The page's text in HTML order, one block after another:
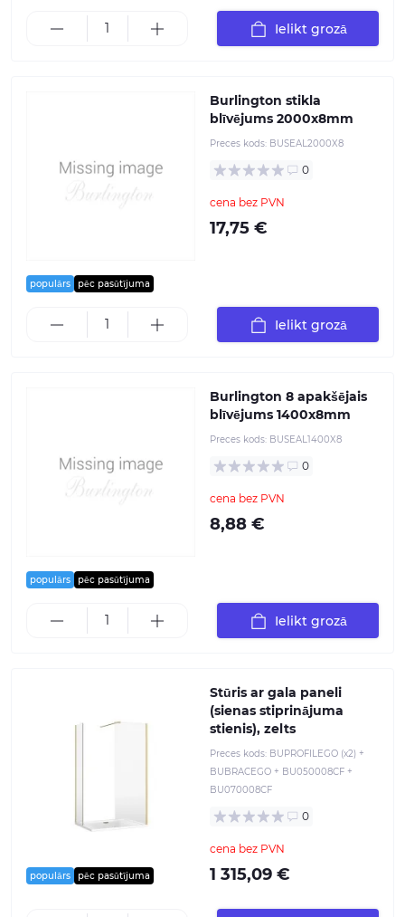
Ielikt grozā
populārs pēc pasūtījuma
Burlington stikla
blīvējums 2000x8mm
Preces kods: BUSEAL2000X8
0
cena bez PVN
17,75 €
Ielikt grozā
populārs pēc pasūtījuma
Burlington 8 apakšējais
blīvējums 1400x8mm
Preces kods: BUSEAL1400X8
0
cena bez PVN
8,88 €
Ielikt grozā
populārs pēc pasūtījuma
Stūris ar gala paneli
(sienas stiprinājuma
stienis), zelts
Preces kods: BUPROFILEGO (x2) +
BUBRACEGO + BU050008CF +
BU070008CF
0
cena bez PVN
1 315,09 €